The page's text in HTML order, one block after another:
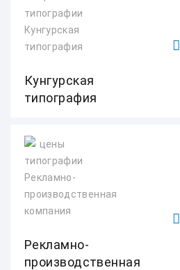
Кунгурская
типография
Рекламно-
производственная